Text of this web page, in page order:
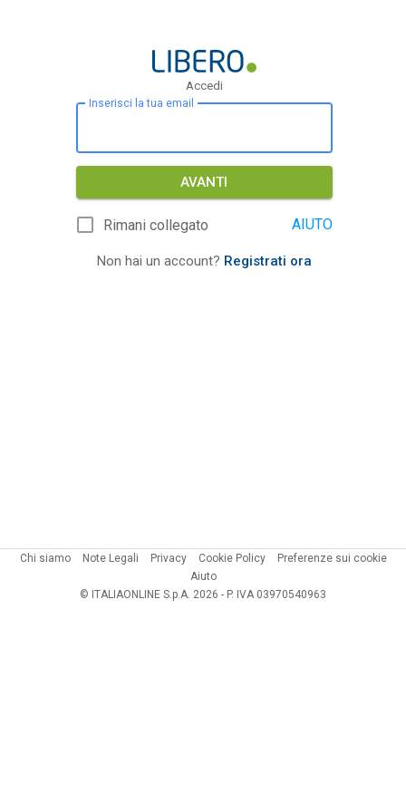
Accedi
Inserisci la tua email
AVANTI
Rimani collegato AIUTO
Non hai un account? Registrati ora
Chi siamo Note Legali Privacy Cookie Policy
Preferenze sui cookie
Aiuto
© ITALIAONLINE S.p.A. 2026 - P. IVA 03970540963